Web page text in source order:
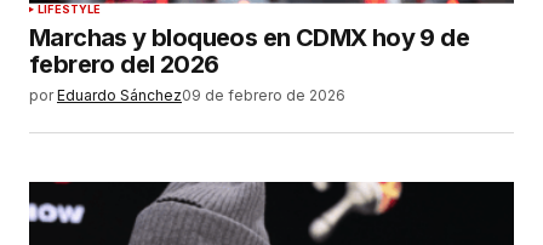
LIFESTYLE
Marchas y bloqueos en CDMX hoy 9 de
febrero del 2026
por Eduardo Sánchez09 de febrero de 2026